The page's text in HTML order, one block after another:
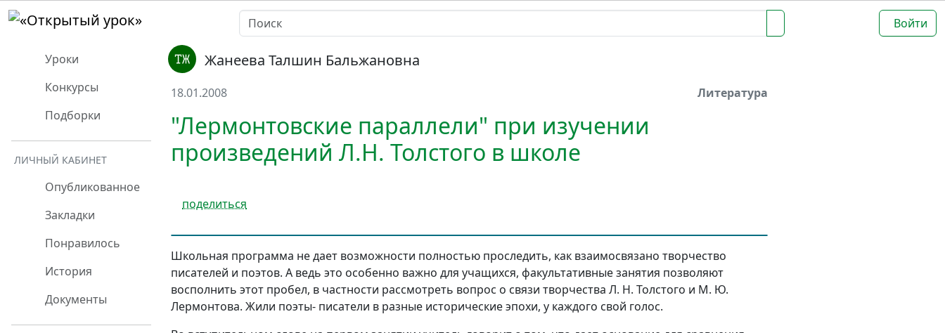
Войти
Уроки
Конкурсы
Подборки
ЛИЧНЫЙ КАБИНЕТ
Опубликованное
Закладки
Понравилось
История
Документы
Жанеева Талшин Бальжановна
18.01.2008 Литература
"Лермонтовские параллели" при изучении
произведений Л.Н. Толстого в школе
поделиться
Школьная программа не дает возможности полностью проследить, как взаимосвязано творчество
писателей и поэтов. А ведь это особенно важно для учащихся, факультативные занятия позволяют
восполнить этот пробел, в частности рассмотреть вопрос о связи творчества Л. Н. Толстого и М. Ю.
Лермонтова. Жили поэты- писатели в разные исторические эпохи, у каждого свой голос.